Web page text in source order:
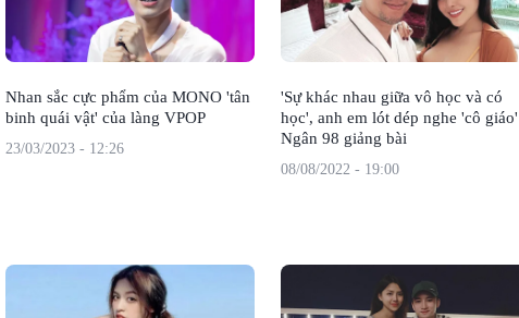
Nhan sắc cực phẩm của MONO 'tân
binh quái vật' của làng VPOP
23/03/2023 - 12:26
'Sự khác nhau giữa vô học và có
học', anh em lót dép nghe 'cô giáo'
Ngân 98 giảng bài
08/08/2022 - 19:00